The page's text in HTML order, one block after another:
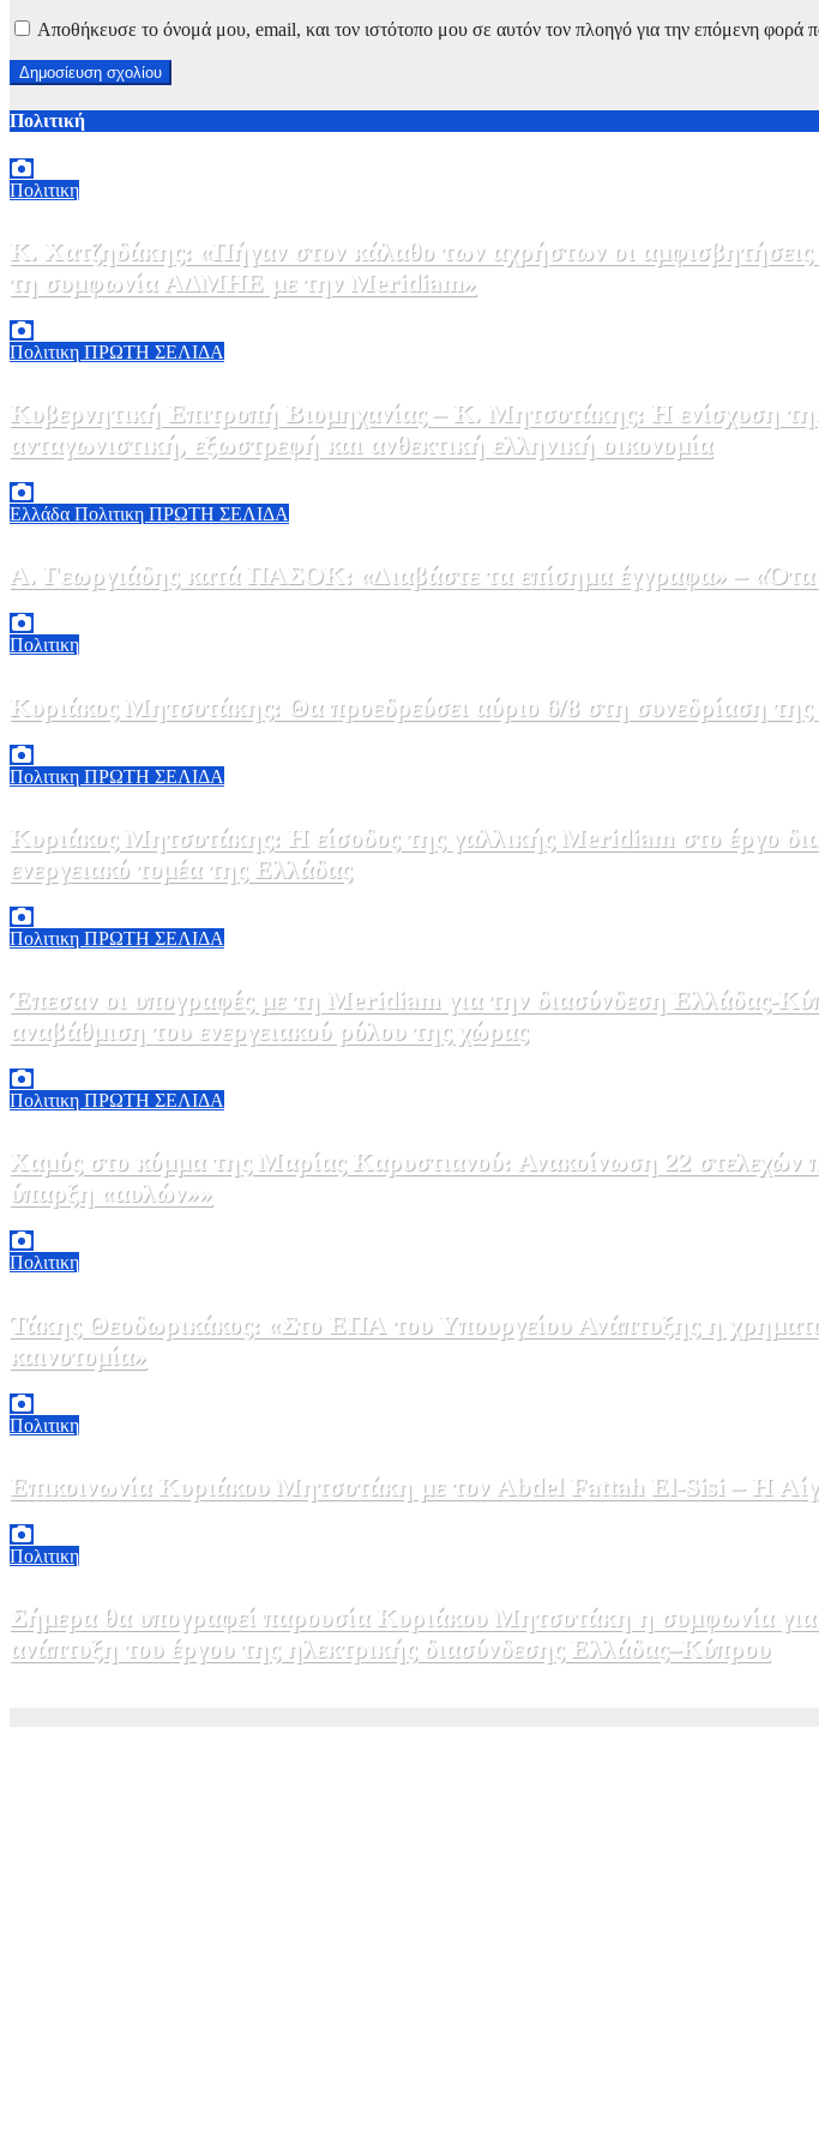
Αποθήκευσε το όνομά μου, email, και τον ιστότοπο μου σε αυτόν τον πλοηγό για την επόμενη φορά
Πολιτική
Πολιτικη
Κ. Χατζηδάκης: «Πήγαν στον κάλαθο των αχρήστων οι
τη συμφωνία ΑΔΜΗΕ με την Meridiam»
Πολιτικη ΠΡΩΤΗ ΣΕΛΙΔΑ
Κυβερνητική Επιτροπή Βιομηχανίας – Κ. Μητσοτάκης: Η ενίσχυση
ανταγωνιστική, εξωστρεφή και ανθεκτική ελληνική οικονομία
Ελλάδα Πολιτικη ΠΡΩΤΗ ΣΕΛΙΔΑ
Α. Γεωργιάδης κατά ΠΑΣΟΚ: «Διαβάστε τα επίσημα έγγραφα» – «Όταν
Πολιτικη
Κυριάκος Μητσοτάκης: Θα προεδρεύσει αύριο 6/8 στη συνεδρίαση
Πολιτικη ΠΡΩΤΗ ΣΕΛΙΔΑ
Κυριάκος Μητσοτάκης: Η είσοδος της γαλλικής Meridiam στο έργο
ενεργειακό τομέα της Ελλάδας
Πολιτικη ΠΡΩΤΗ ΣΕΛΙΔΑ
Έπεσαν οι υπογραφές με τη Meridiam για την διασύνδεση Ελλάδας-
αναβάθμιση του ενεργειακού ρόλου της χώρας
Πολιτικη ΠΡΩΤΗ ΣΕΛΙΔΑ
Χαμός στο κόμμα της Μαρίας Καρυστιανού: Ανακοίνωση 22 στελεχών
ύπαρξη «αυλών»»
Πολιτικη
Τάκης Θεοδωρικάκος: «Στο ΕΠΑ του Υπουργείου Ανάπτυξης η
καινοτομία»
Πολιτικη
Επικοινωνία Κυριάκου Μητσοτάκη με τον Abdel Fattah El-Sisi – Η
Πολιτικη
Σήμερα θα υπογραφεί παρουσία Κυριάκου Μητσοτάκη η συμφωνία
ανάπτυξη του έργου της ηλεκτρικής διασύνδεσης Ελλάδας–Κύπρου